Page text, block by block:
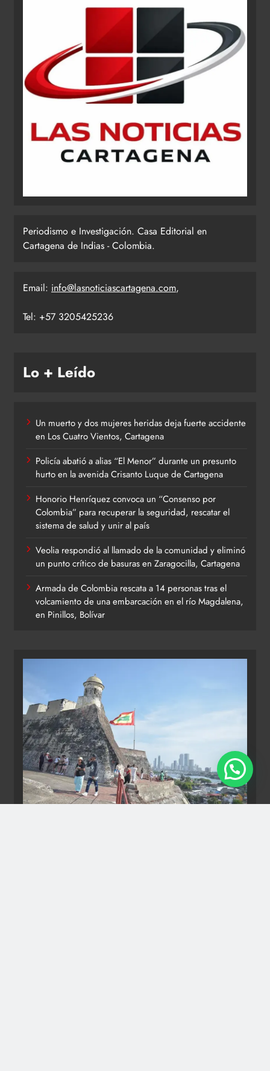
Periodismo e Investigación. Casa Editorial en
Cartagena de Indias - Colombia.
Email: info@lasnoticiascartagena.com,
Tel: +57 3205425236
Lo + Leído
Un muerto y dos mujeres heridas deja fuerte accidente
en Los Cuatro Vientos, Cartagena
Policía abatió a alias “El Menor” durante un presunto
hurto en la avenida Crisanto Luque de Cartagena
Honorio Henríquez convoca un “Consenso por
Colombia” para recuperar la seguridad, rescatar el
sistema de salud y unir al país
Veolia respondió al llamado de la comunidad y eliminó
un punto crítico de basuras en Zaragocilla, Cartagena
Armada de Colombia rescata a 14 personas tras el
volcamiento de una embarcación en el río Magdalena,
en Pinillos, Bolívar